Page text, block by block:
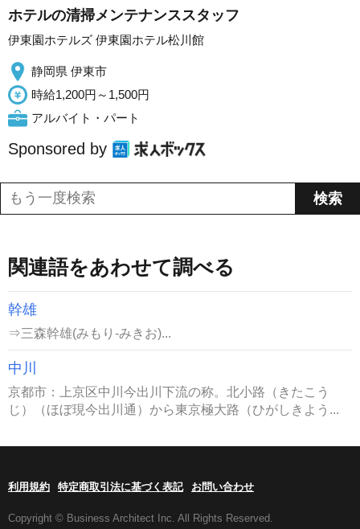
ホテルの清掃メンテナンススタッフ
伊東園ホテルズ 伊東園ホテル松川館
静岡県 伊東市
時給1,200円～1,500円
アルバイト・パート
Sponsored by
関連語をあわせて調べる
幹雄
⇒三森幹雄(みもり-みきお)...
中川
京都市：上京区中川今出川下流の称。北小路（きたこう
じ）（ほぼ現今出川通）から東京極大路（ひがしきよう...
利用規約 特定商取引法に基づく表記 お問い合わせ
Copyright © Business Architect Inc. All Rights Reserved.